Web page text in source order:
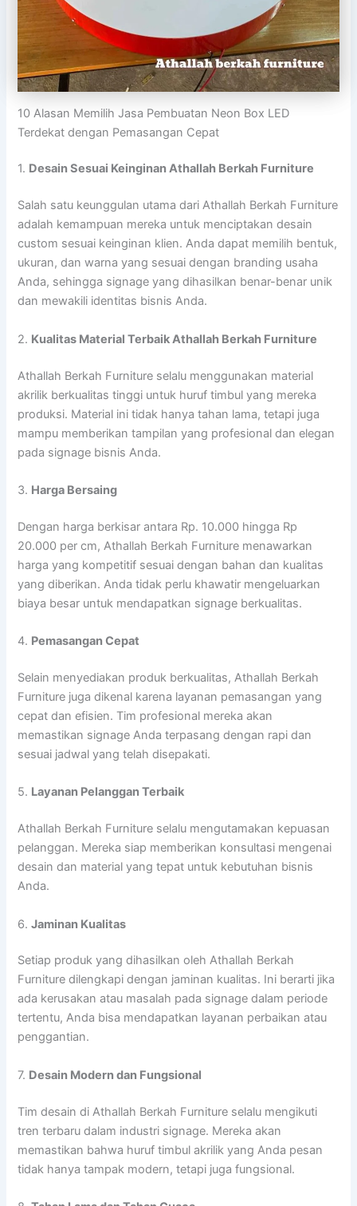
10 Alasan Memilih Jasa Pembuatan Neon Box LED
Terdekat dengan Pemasangan Cepat
1. Desain Sesuai Keinginan Athallah Berkah Furniture
Salah satu keunggulan utama dari Athallah Berkah Furniture
adalah kemampuan mereka untuk menciptakan desain
custom sesuai keinginan klien. Anda dapat memilih bentuk,
ukuran, dan warna yang sesuai dengan branding usaha
Anda, sehingga signage yang dihasilkan benar-benar unik
dan mewakili identitas bisnis Anda.
2. Kualitas Material Terbaik Athallah Berkah Furniture
Athallah Berkah Furniture selalu menggunakan material
akrilik berkualitas tinggi untuk huruf timbul yang mereka
produksi. Material ini tidak hanya tahan lama, tetapi juga
mampu memberikan tampilan yang profesional dan elegan
pada signage bisnis Anda.
3. Harga Bersaing
Dengan harga berkisar antara Rp. 10.000 hingga Rp
20.000 per cm, Athallah Berkah Furniture menawarkan
harga yang kompetitif sesuai dengan bahan dan kualitas
yang diberikan. Anda tidak perlu khawatir mengeluarkan
biaya besar untuk mendapatkan signage berkualitas.
4. Pemasangan Cepat
Selain menyediakan produk berkualitas, Athallah Berkah
Furniture juga dikenal karena layanan pemasangan yang
cepat dan efisien. Tim profesional mereka akan
memastikan signage Anda terpasang dengan rapi dan
sesuai jadwal yang telah disepakati.
5. Layanan Pelanggan Terbaik
Athallah Berkah Furniture selalu mengutamakan kepuasan
pelanggan. Mereka siap memberikan konsultasi mengenai
desain dan material yang tepat untuk kebutuhan bisnis
Anda.
6.Jaminan Kualitas
Setiap produk yang dihasilkan oleh Athallah Berkah
Furniture dilengkapi dengan jaminan kualitas. Ini berarti jika
ada kerusakan atau masalah pada signage dalam periode
tertentu, Anda bisa mendapatkan layanan perbaikan atau
penggantian.
7. Desain Modern dan Fungsional
Tim desain di Athallah Berkah Furniture selalu mengikuti
tren terbaru dalam industri signage. Mereka akan
memastikan bahwa huruf timbul akrilik yang Anda pesan
tidak hanya tampak modern, tetapi juga fungsional.